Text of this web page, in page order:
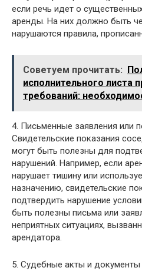
если речь идет о
аренды. На них должно быть
нарушаются правила,
Советуем прочитать:
исполнительного листа
требований:
4. Письменные заявления или
Свидетельские показания
могут быть полезны для
нарушений. Например, если
нарушает тишину или
назначению, свидетельские
подтвердить нарушение
быть полезны письма или
неприятных ситуациях,
арендатора.
5. Судебные акты и документы